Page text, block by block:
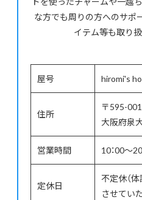
な方でも周りの方へのサポ
イテム等も取り
屋号 hiromi's
住所
〒595-
大阪府泉
営業時間 10：00～
定休日
不定休（
させてい